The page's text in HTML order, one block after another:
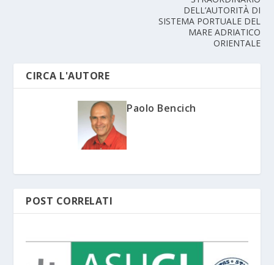
DELL’AUTORITÀ DI
SISTEMA PORTUALE DEL
MARE ADRIATICO
ORIENTALE
CIRCA L'AUTORE
Paolo Bencich
POST CORRELATI